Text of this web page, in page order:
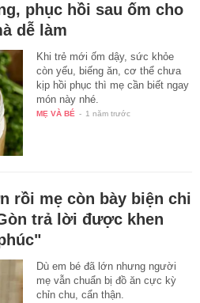
phục hồi sau ốm cho
dễ làm
Khi trẻ mới ốm dậy, sức khỏe
còn yếu, biếng ăn, cơ thể chưa
kịp hồi phục thì mẹ cần biết ngay
món này nhé.
MẸ VÀ BÉ - 1 năm trước
rồi mẹ còn bày biện chi
trả lời được khen
Dù em bé đã lớn nhưng người
mẹ vẫn chuẩn bị đồ ăn cực kỳ
chỉn chu, cẩn thận.